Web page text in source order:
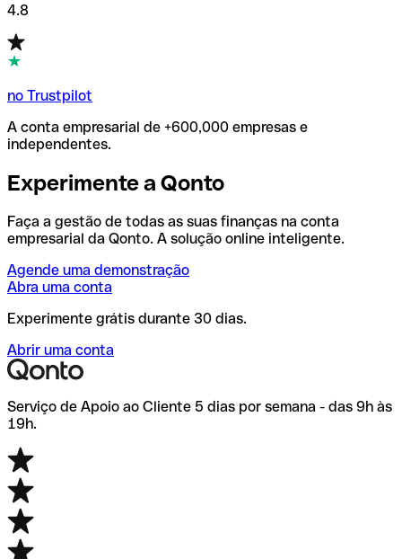
4.8
no Trustpilot
A conta empresarial de +600,000 empresas e
independentes.
Experimente a Qonto
Faça a gestão de todas as suas finanças na conta
empresarial da Qonto. A solução online inteligente.
Agende uma demonstração
Abra uma conta
Experimente grátis durante 30 dias.
Abrir uma conta
Serviço de Apoio ao Cliente 5 dias por semana - das 9h às
19h.